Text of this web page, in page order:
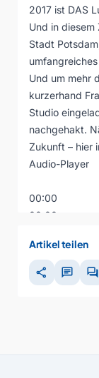
2017 ist DAS
Und in
Stadt
Und um mehr
kurzerhand
Studio
nachgehakt.
Zukunft – hier
Audio-Player
00:00
00:00
Artikel teilen
share chat forum